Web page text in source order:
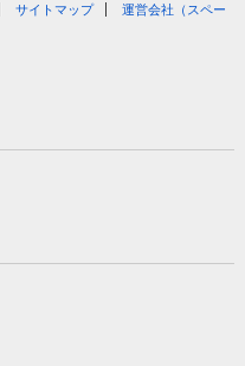
サイトマップ
運営会社（スペー